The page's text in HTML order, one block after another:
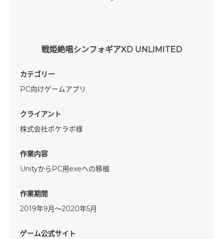
戦姫絶唱シンフォギアXD UNLIMITED
カテゴリー
PC向けゲームアプリ
クライアント
株式会社ポケラボ様
作業内容
UnityからPC用exeへの移植
作業期間
2019年9月～2020年5月
ゲーム公式サイト